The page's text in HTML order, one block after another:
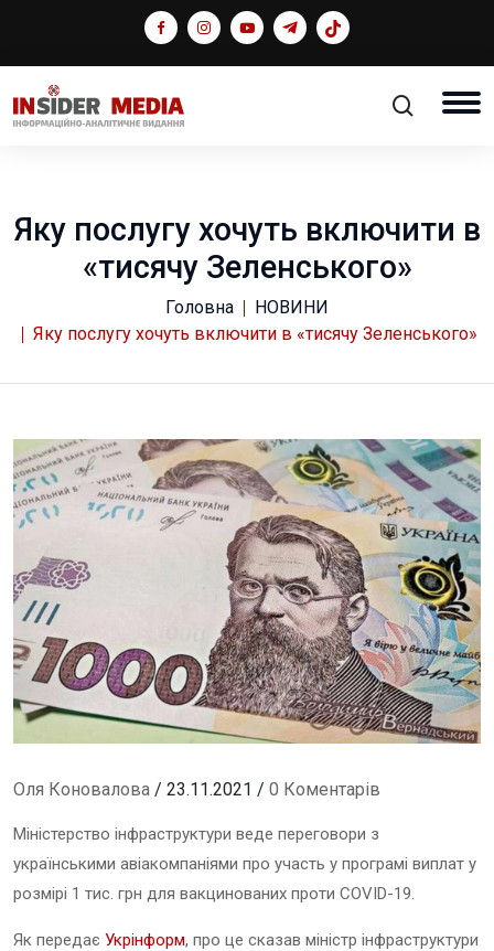
Яку послугу хочуть включити в
«тисячу Зеленського»
Головна
НОВИНИ
Яку послугу хочуть включити в «тисячу Зеленського»
Оля Коновалова / 23.11.2021 / 0 Коментарів
Міністерство інфраструктури веде переговори з
українськими авіакомпаніями про участь у програмі виплат у
розмірі 1 тис. грн для вакцинованих проти COVID-19.
Як передає Укрінформ, про це сказав міністр інфраструктури